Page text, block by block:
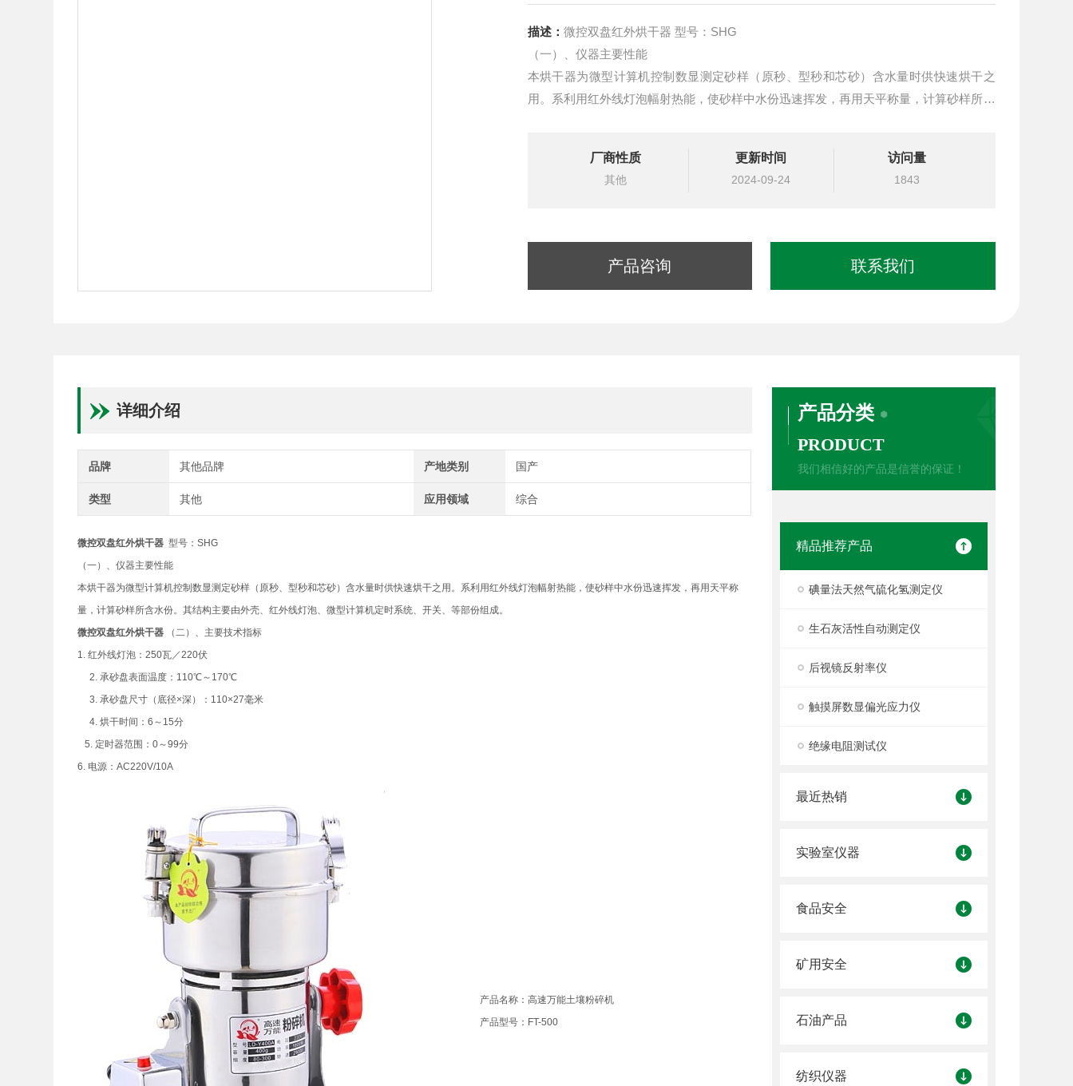
描述： 微控双盘红外烘干器 型号：SHG
（一）、仪器主要性能
本烘干器为微型计算机控制数显测定砂样（原秒、型秒和芯砂）含水量时供快速烘干之
用。系利用红外线灯泡幅射热能，使砂样中水份迅速挥发，再用天平称量，计算砂样所含
厂商性质
其他
更新时间
2024-09-24
访问量
1843
产品咨询 联系我们
产品分类
PRODUCT
我们相信好的产品是信誉的保证！
精品推荐产品
碘量法天然气硫化氢测定仪
生石灰活性自动测定仪
后视镜反射率仪
触摸屏数显偏光应力仪
绝缘电阻测试仪
最近热销
实验室仪器
食品安全
矿用安全
石油产品
纺织仪器
详细介绍
品牌 其他品牌 产地类别 国产
类型 其他 应用领域 综合
微控双盘红外烘干器 型号：SHG
（一）、仪器主要性能
本烘干器为微型计算机控制数显测定砂样（原秒、型秒和芯砂）含水量时供快速烘干之用。系利用红外线灯泡幅射热能，使砂样中水份迅速挥发，再用天平称
量，计算砂样所含水份。其结构主要由外壳、红外线灯泡、微型计算机定时系统、开关、等部份组成。
微控双盘红外烘干器 （二）、主要技术指标
1. 红外线灯泡：250瓦／220伏
2. 承砂盘表面温度：110℃～170℃
3. 承砂盘尺寸（底径×深）：110×27毫米
4. 烘干时间：6～15分
5. 定时器范围：0～99分
6. 电源：AC220V/10A
产品名称：高速万能土壤粉碎机
产品型号：FT-500